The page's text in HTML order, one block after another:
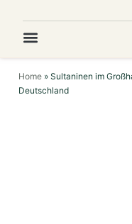
Home » Sultaninen im
Deutschland